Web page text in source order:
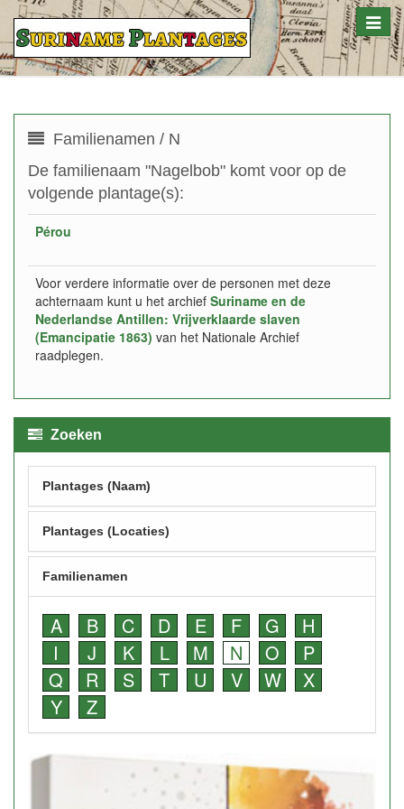
Toggle
Familienamen / N
De familienaam "Nagelbob" komt voor op de
volgende plantage(s):
Pérou
Voor verdere informatie over de personen met deze
achternaam kunt u het archief Suriname en de
Nederlandse Antillen: Vrijverklaarde slaven
(Emancipatie 1863) van het Nationale Archief
raadplegen.
Zoeken
Plantages (Naam)
Plantages (Locaties)
Familienamen
A B C D E F G
H
I
J K L M N O
P
Q
R S T U V W
X
Y
Z